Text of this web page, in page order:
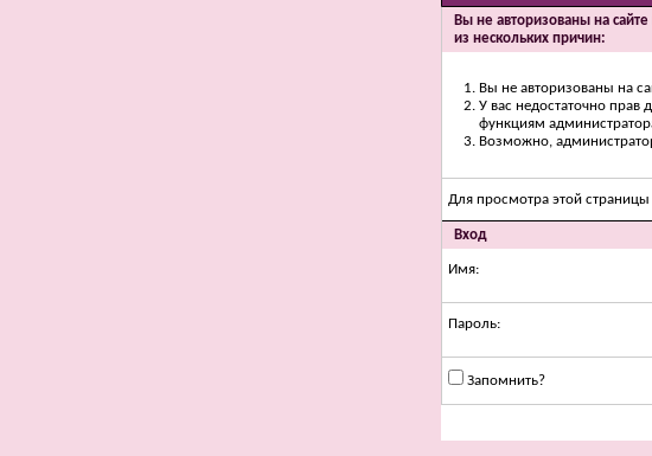
Вы не авторизованы на
из нескольких причин:
Вы не авторизованы на
У вас недостаточно прав
функциям
Возможно,
Для просмотра этой
Вход
Имя:
Пароль:
Запомнить?